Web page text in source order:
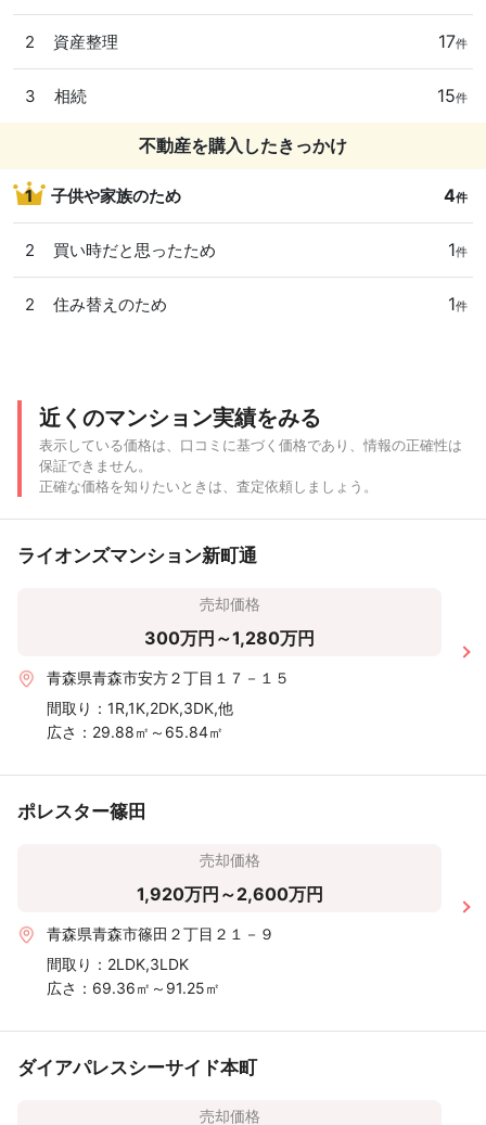
2 資産整理 17件
3 相続 15件
不動産を購入したきっかけ
1 子供や家族のため 4件
2 買い時だと思ったため 1件
2 住み替えのため 1件
近くのマンション実績をみる
表示している価格は、口コミに基づく価格であり、情報の正確性は
保証できません。
正確な価格を知りたいときは、査定依頼しましょう。
ライオンズマンション新町通
売却価格
300万円～1,280万円
青森県青森市安方２丁目１７－１５
間取り： 1R,1K,2DK,3DK,他
広さ： 29.88㎡～65.84㎡
ポレスター篠田
売却価格
1,920万円～2,600万円
青森県青森市篠田２丁目２１－９
間取り： 2LDK,3LDK
広さ： 69.36㎡～91.25㎡
ダイアパレスシーサイド本町
売却価格